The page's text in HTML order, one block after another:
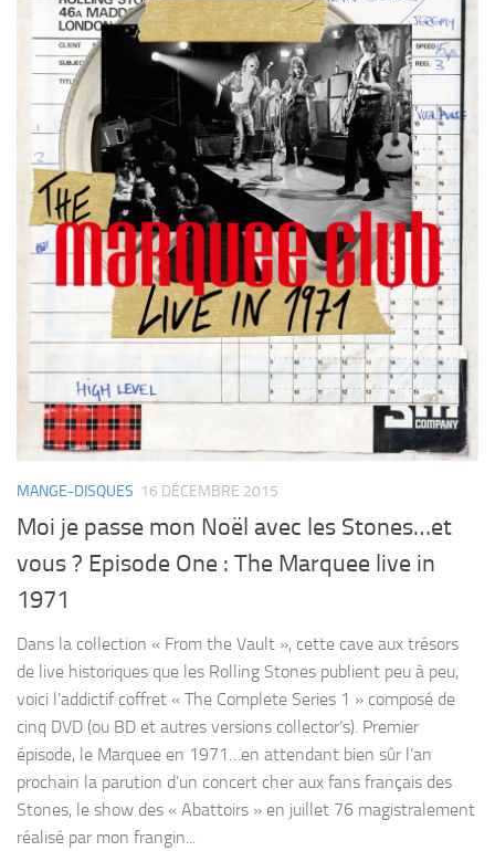
MANGE-DISQUES 16 DÉCEMBRE 2015
Moi je passe mon Noël avec les Stones…et
vous ? Episode One : The Marquee live in
1971
Dans la collection « From the Vault », cette cave aux trésors
de live historiques que les Rolling Stones publient peu à peu,
voici l’addictif coffret « The Complete Series 1 » composé de
cinq DVD (ou BD et autres versions collector’s). Premier
épisode, le Marquee en 1971…en attendant bien sûr l’an
prochain la parution d’un concert cher aux fans français des
Stones, le show des « Abattoirs » en juillet 76 magistralement
réalisé par mon frangin...